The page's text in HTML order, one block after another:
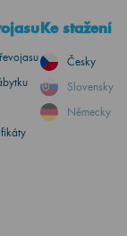
Ke stažení
Česky
Slovensky
Německy